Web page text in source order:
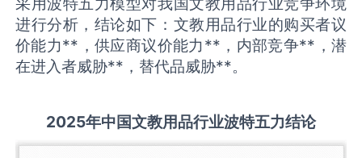
进行分析，结论如下：文教用品行业的购买者议
价能力**，供应商议价能力**，内部竞争**，潜
在进入者威胁**，替代品威胁**。
2025年中国文教用品行业波特五力结论